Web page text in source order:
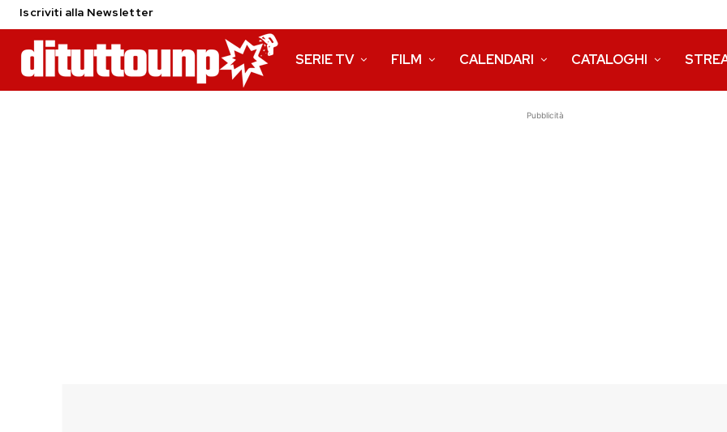
Iscriviti alla Newsletter
SERIE TV FILM CALENDARI CATALOGHI
Pubblicità